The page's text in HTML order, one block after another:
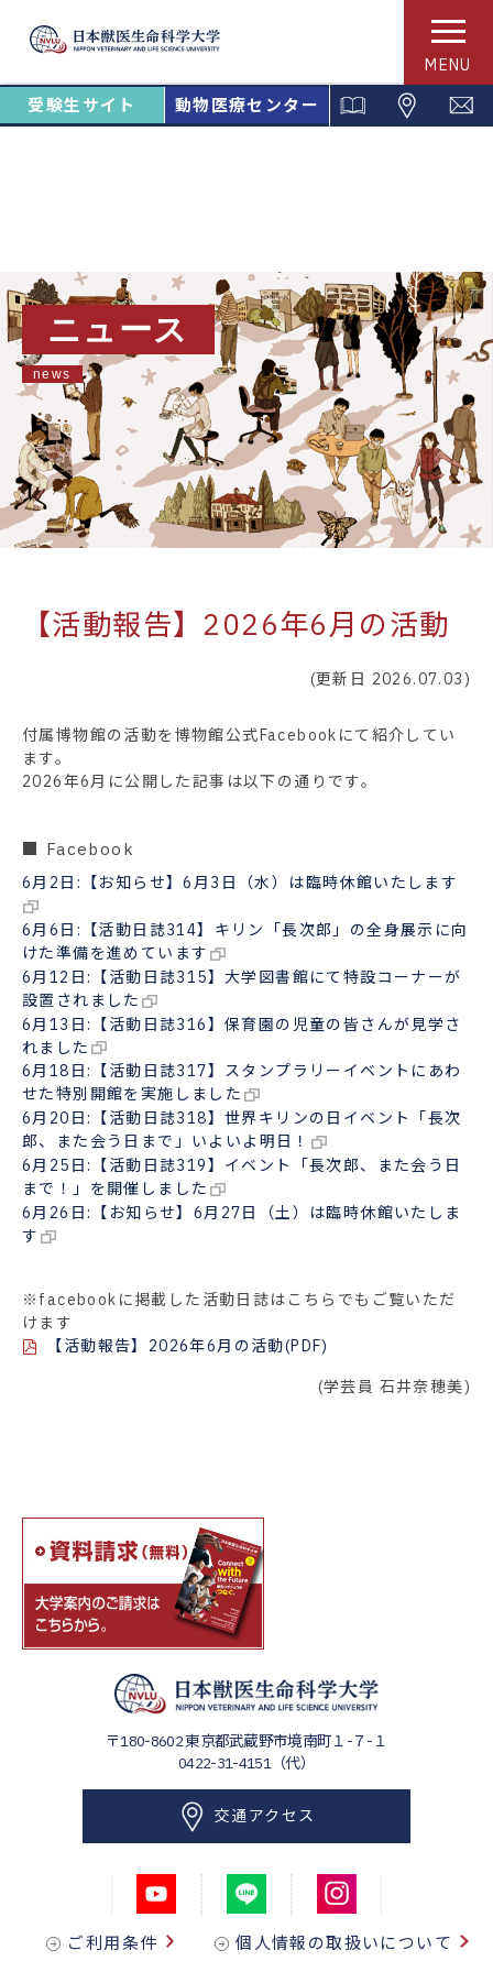
MENU
受験生サイト 動物医療センター
ニュース
news
【活動報告】2026年6月の活動
(更新日 2026.07.03)
付属博物館の活動を博物館公式Facebookにて紹介してい
ます。
2026年6月に公開した記事は以下の通りです。
■ Facebook
6月2日:【お知らせ】6月3日（水）は臨時休館いたします
6月6日:【活動日誌314】キリン「長次郎」の全身展示に向
けた準備を進めています
6月12日:【活動日誌315】大学図書館にて特設コーナーが
設置されました
6月13日:【活動日誌316】保育園の児童の皆さんが見学さ
れました
6月18日:【活動日誌317】スタンプラリーイベントにあわ
せた特別開館を実施しました
6月20日:【活動日誌318】世界キリンの日イベント「長次
郎、また会う日まで」いよいよ明日！
6月25日:【活動日誌319】イベント「長次郎、また会う日
まで！」を開催しました
6月26日:【お知らせ】6月27日（土）は臨時休館いたしま
す
※facebookに掲載した活動日誌はこちらでもご覧いただ
けます
【活動報告】2026年6月の活動(PDF)
(学芸員 石井奈穂美)
〒180-8602東京都武蔵野市境南町１-７-１
0422-31-4151（代）
交通アクセス
ご利用条件 個人情報の取扱いについて